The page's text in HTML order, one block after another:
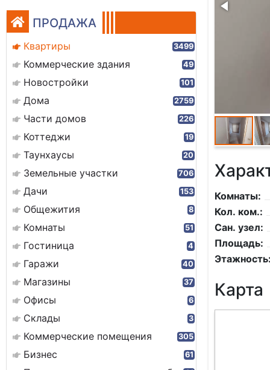
ПРОДАЖА
Квартиры 3499
Коммерческие здания 49
Новостройки 101
Дома 2759
Части домов 226
Коттеджи 19
Таунхаусы 20
Земельные участки 706
Дачи 153
Общежития 8
Комнаты 51
Гостиница 4
Гаражи 40
Магазины 37
Офисы 6
Склады 3
Коммерческие помещения 305
Бизнес 61
Комнаты:
Кол. ком.:
Сан. узел:
Площадь:
Карта